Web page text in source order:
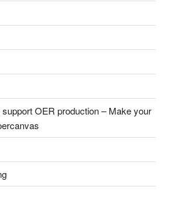
OER production – Make your